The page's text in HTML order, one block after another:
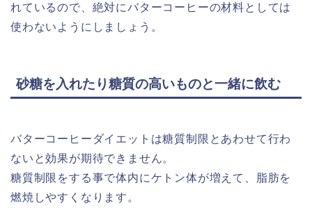
れているので、絶対にバターコーヒーの材料としては
使わないようにしましょう。
砂糖を入れたり糖質の高いものと一緒に飲む
バターコーヒーダイエットは糖質制限とあわせて行わ
ないと効果が期待できません。
糖質制限をする事で体内にケトン体が増えて、脂肪を
燃焼しやすくなります。